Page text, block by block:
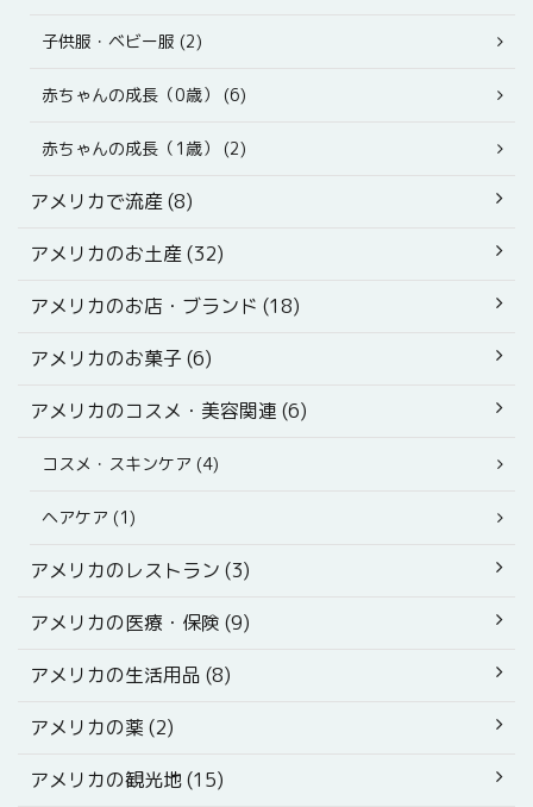
子供服・ベビー服 (2)
赤ちゃんの成長（0歳） (6)
赤ちゃんの成長（1歳） (2)
アメリカで流産 (8)
アメリカのお土産 (32)
アメリカのお店・ブランド (18)
アメリカのお菓子 (6)
アメリカのコスメ・美容関連 (6)
コスメ・スキンケア (4)
ヘアケア (1)
アメリカのレストラン (3)
アメリカの医療・保険 (9)
アメリカの生活用品 (8)
アメリカの薬 (2)
アメリカの観光地 (15)